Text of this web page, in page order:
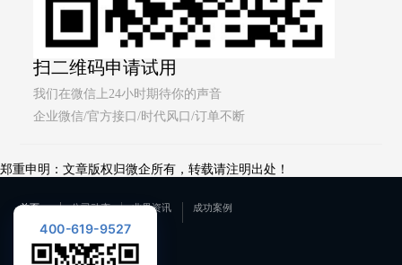
扫二维码申请试用
我们在微信上24小时期待你的声音
企业微信/官方接口/时代风口/订单不断
郑重申明：文章版权归微企所有，转载请注明出处！
首页 公司动态 业界资讯 成功案例
400-619-9527